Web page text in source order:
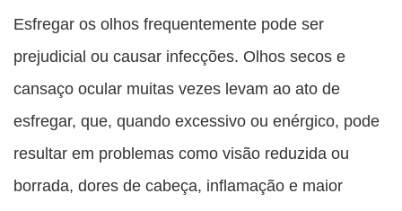
Esfregar os olhos frequentemente pode ser
prejudicial ou causar infecções. Olhos secos e
cansaço ocular muitas vezes levam ao ato de
esfregar, que, quando excessivo ou enérgico, pode
resultar em problemas como visão reduzida ou
borrada, dores de cabeça, inflamação e maior